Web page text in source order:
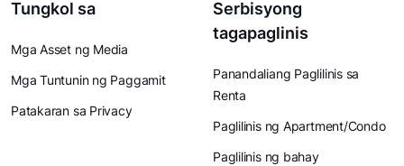
Tungkol sa
Mga Asset ng Media
Mga Tuntunin ng Paggamit
Patakaran sa Privacy
Serbisyong
tagapaglinis
Panandaliang Paglilinis sa
Renta
Paglilinis ng Apartment/Condo
Paglilinis ng bahay